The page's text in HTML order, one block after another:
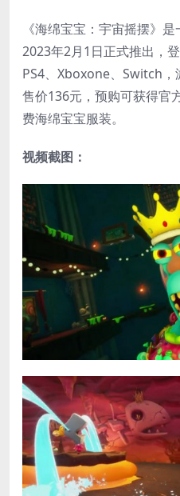
《海绵宝宝：宇宙摇摆》
2023年2月1日正式推出，
PS4、Xboxone、Switch
售价136元，预购可获得官
费海绵宝宝服装。
视频截图：